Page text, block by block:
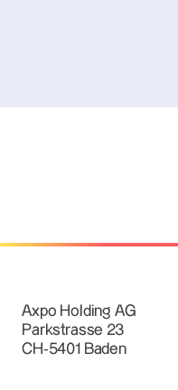
Axpo Holding AG
Parkstrasse 23
CH-5401 Baden